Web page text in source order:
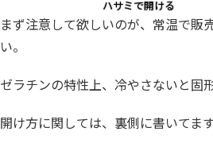
ハサミで開ける
まず注意して欲しいのが、常温で販
い。
ゼラチンの特性上、冷やさないと固
開け方に関しては、裏側に書いてま